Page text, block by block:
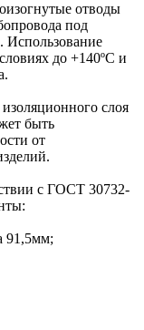
отводы
под
Использование
до +140ºС и
слоя
быть
от
с ГОСТ 30732-
91,5мм;